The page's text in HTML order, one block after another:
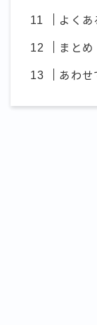
よくあ
まとめ
あわせ